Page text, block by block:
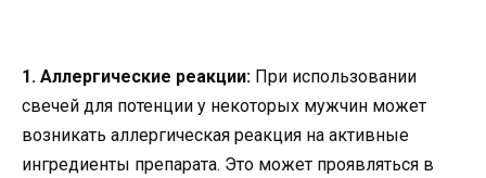
1. Аллергические реакции: При использовании
свечей для потенции у некоторых мужчин может
возникать аллергическая реакция на активные
ингредиенты препарата. Это может проявляться в